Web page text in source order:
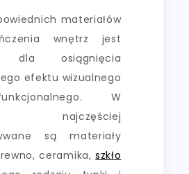
materiałów
wnętrz jest
dla osiągnięcia
efektu wizualnego
W
najczęściej
są materiały
ceramika,szkło